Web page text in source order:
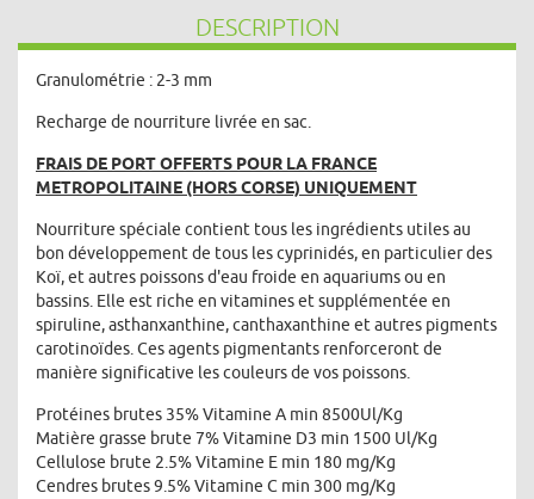
DESCRIPTION
Granulométrie : 2-3 mm
Recharge de nourriture livrée en sac.
FRAIS DE PORT OFFERTS POUR LA FRANCE
METROPOLITAINE (HORS CORSE) UNIQUEMENT
Nourriture spéciale contient tous les ingrédients utiles au
bon développement de tous les cyprinidés, en particulier des
Koï, et autres poissons d'eau froide en aquariums ou en
bassins. Elle est riche en vitamines et supplémentée en
spiruline, asthanxanthine, canthaxanthine et autres pigments
carotinoïdes. Ces agents pigmentants renforceront de
manière significative les couleurs de vos poissons.
Protéines brutes 35% Vitamine A min 8500Ul/Kg
Matière grasse brute 7% Vitamine D3 min 1500 Ul/Kg
Cellulose brute 2.5% Vitamine E min 180 mg/Kg
Cendres brutes 9.5% Vitamine C min 300 mg/Kg